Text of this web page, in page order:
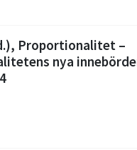
Proportionalitet –
nya